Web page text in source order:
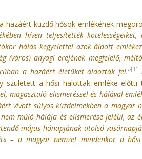
küzdő hősök emlékének
híven teljesítették kötelességeiket,
hálás kegyelettel azok áldott
(város) anyagi erejének megfelelő,
a hazáért életüket áldozták fel.”[1]
született a hősi halottak emléke előtti
magasztaló elismeréssel és hálával
vívott súlyos küzdelmekben a magyar
múló hálája és elismerése jeléül, az
május hónapjának utolsó
– a magyar nemzet mindenkor a